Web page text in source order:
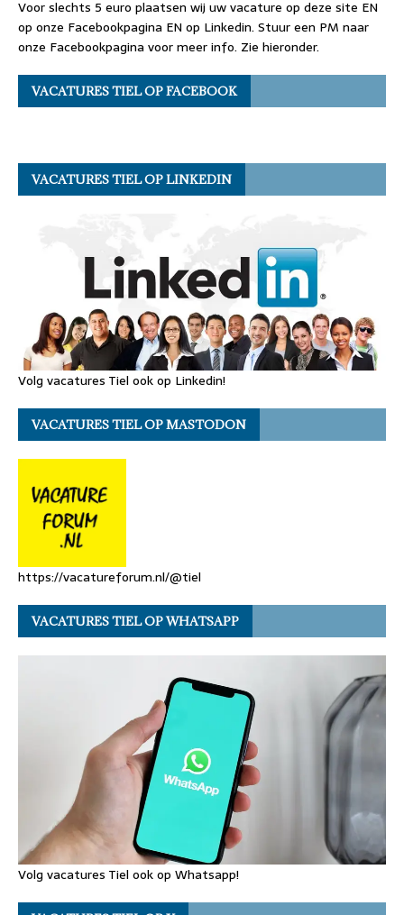
Voor slechts 5 euro plaatsen wij uw vacature op deze site EN
op onze Facebookpagina EN op Linkedin. Stuur een PM naar
onze Facebookpagina voor meer info. Zie hieronder.
VACATURES TIEL OP FACEBOOK
VACATURES TIEL OP LINKEDIN
Volg vacatures Tiel ook op Linkedin!
VACATURES TIEL OP MASTODON
https://vacatureforum.nl/@tiel
VACATURES TIEL OP WHATSAPP
Volg vacatures Tiel ook op Whatsapp!